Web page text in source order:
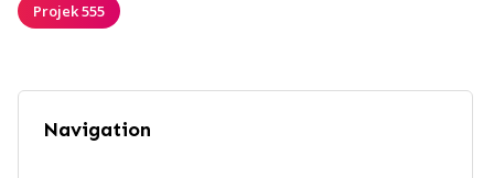
Projek 555
Navigation